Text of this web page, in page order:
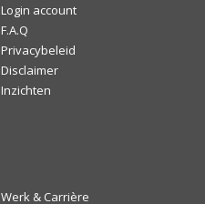
Login account
F.A.Q
Privacybeleid
Disclaimer
Inzichten
Werk & Carrière